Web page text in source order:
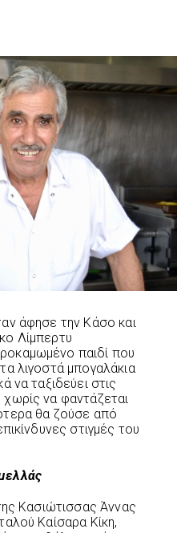
άφησε την Κάσο και
Λίμπερτυ
παιδί που
λιγοστά μπογαλάκια
να ταξιδεύει στις
να φαντάζεται
θα ζούσε από
στιγμές του
Κασιώτισσας Άννας
Καίσαρα Κίκη,